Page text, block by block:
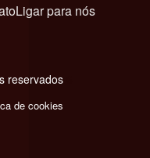
Ligar para nós
reservados
de cookies